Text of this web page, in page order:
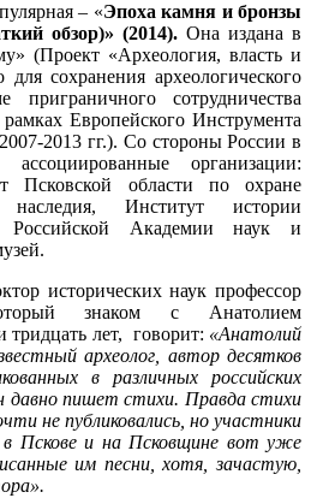
– «Эпоха камня и бронзы
обзор)» (2014). Она издана в
(Проект «Археология, власть и
для сохранения археологического
приграничного сотрудничества
Европейского Инструмента
2013 гг.). Со стороны России в
организации:
Псковской области по охране
наследия, Институт истории
Российской Академии наук и
исторических наук профессор
знаком с Анатолием
лет, говорит: «Анатолий
археолог, автор десятков
в различных российских
давно пишет стихи. Правда стихи
не публиковались, но участники
в Пскове и на Псковщине вот уже
им песни, хотя, зачастую,